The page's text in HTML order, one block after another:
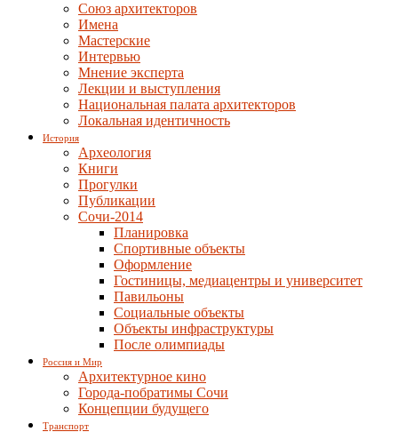
Союз архитекторов
Имена
Мастерские
Интервью
Мнение эксперта
Лекции и выступления
Национальная палата архитекторов
Локальная идентичность
История
Археология
Книги
Прогулки
Публикации
Сочи-2014
Планировка
Спортивные объекты
Оформление
Гостиницы, медиацентры и университет
Павильоны
Социальные объекты
Объекты инфраструктуры
После олимпиады
Россия и Мир
Архитектурное кино
Города-побратимы Сочи
Концепции будущего
Транспорт